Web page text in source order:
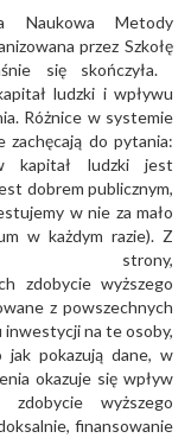
Naukowa Metody
przez Szkołę
się skończyła.
ludzki i wpływu
Różnice w systemie
zachęcają do pytania:
kapitał ludzki jest
dobrem publicznym,
w nie za mało
w każdym razie). Z
zdobycie wyższego
z powszechnych
na te osoby,
jak pokazują dane, w
okazuje się wpływ
wyższego
finansowanie